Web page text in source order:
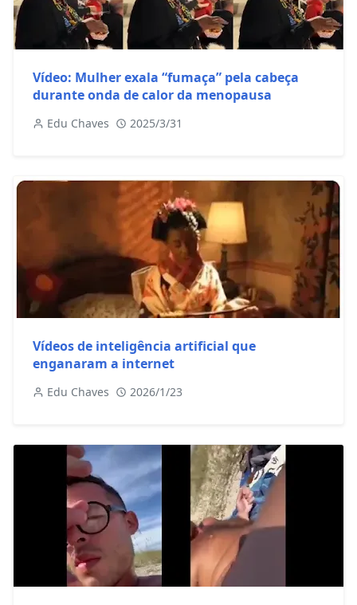
Vídeo: Mulher exala “fumaça” pela cabeça
durante onda de calor da menopausa
Edu Chaves 2025/3/31
Vídeos de inteligência artificial que
enganaram a internet
Edu Chaves 2026/1/23